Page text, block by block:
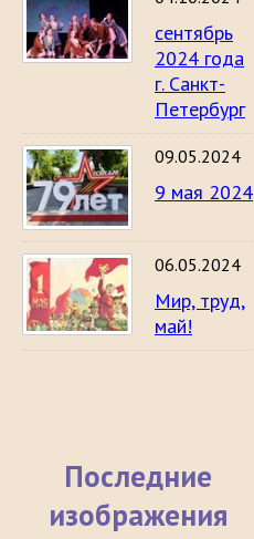
сентябрь
2024 года
г. Санкт-
Петербург
09.05.2024
9 мая 2024
06.05.2024
Мир, труд,
май!
Последние
изображения